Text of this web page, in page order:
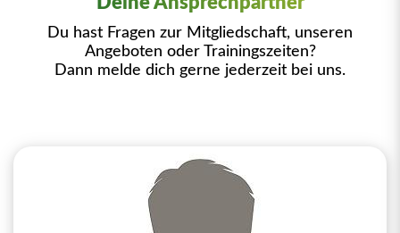
Du hast Fragen zur Mitgliedschaft, unseren
Angeboten oder Trainingszeiten?
Dann melde dich gerne jederzeit bei uns.